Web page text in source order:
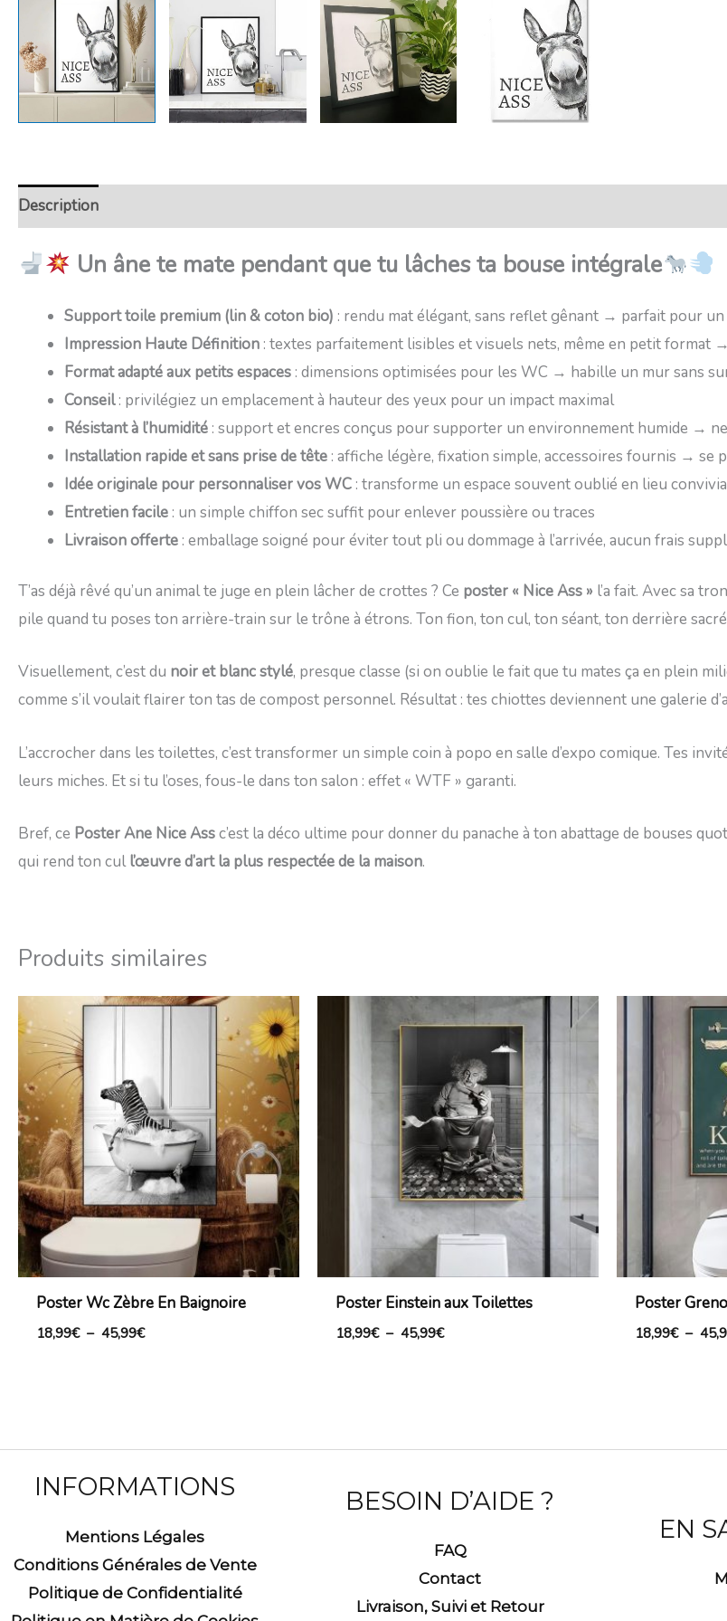
Description
Un âne te mate pendant que tu lâches ta bouse intégrale
Support toile premium (lin & coton bio) : rendu mat élégant, sans reflet gênant → parfait pour
Impression Haute Définition : textes parfaitement lisibles et visuels nets, même en petit format
Format adapté aux petits espaces : dimensions optimisées pour les WC → habille un mur sans
Conseil: privilégiez un emplacement à hauteur des yeux pour un impact maximal
Résistant à l’humidité : support et encres conçus pour supporter un environnement humide →
Installation rapide et sans prise de tête : affiche légère, fixation simple, accessoires fournis → se
Idée originale pour personnaliser vos WC : transforme un espace souvent oublié en lieu
Entretien facile : un simple chiffon sec suffit pour enlever poussière ou traces
Livraison offerte : emballage soigné pour éviter tout pli ou dommage à l’arrivée, aucun frais
T’as déjà rêvé qu’un animal te juge en plein lâcher de crottes ? Ce poster « Nice Ass » l’a fait. Avec sa
pile quand tu poses ton arrière-train sur le trône à étrons. Ton fion, ton cul, ton séant, ton derrière
Visuellement, c’est du noir et blanc stylé, presque classe (si on oublie le fait que tu mates ça en plein
comme s’il voulait flairer ton tas de compost personnel. Résultat : tes chiottes deviennent une galerie
L’accrocher dans les toilettes, c’est transformer un simple coin à popo en salle d’expo comique. Tes
leurs miches. Et si tu l’oses, fous-le dans ton salon : effet « WTF » garanti.
Bref, ce Poster Ane Nice Assc’est la déco ultime pour donner du panache à ton abattage de bouses
qui rend ton cull’œuvre d’art la plus respectée de la maison.
Produits similaires
Poster Wc Zèbre En Baignoire
18,99€ – 45,99€
Plage
45,99€
Poster Einstein aux Toilettes
18,99€ – 45,99€
de
18,99€
45,99€
Poster
18,99€ –
INFORMATIONS
Mentions Légales
Conditions Générales de Vente
Politique de Confidentialité
BESOIN D’AIDE ?
FAQ
Contact
Livraison, Suivi et Retour
EN